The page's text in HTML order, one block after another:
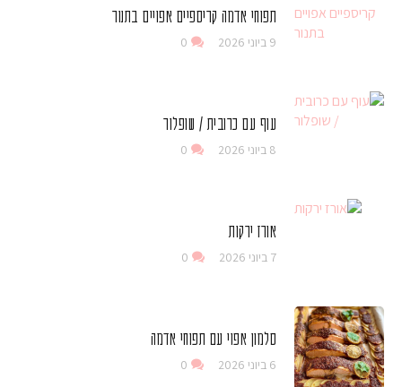
תפוחי אדמה קריספיים אפויים בתנור
9 ביוני 2026 0
עוף עם כרובית / שופלור
8 ביוני 2026 0
אורז ירקות
7 ביוני 2026 0
סלמון אפוי עם תפוחי אדמה
6 ביוני 2026 0